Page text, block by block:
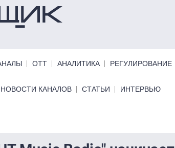
ОТТ АНАЛИТИКА РЕГУЛИРОВАНИЕ
НОВОСТИ КАНАЛОВ СТАТЬИ ИНТЕРВЬЮ